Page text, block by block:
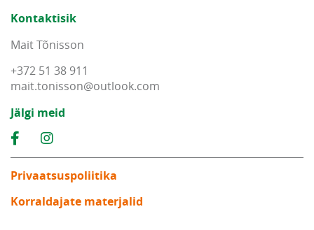
Kontaktisik
Mait Tõnisson
+372 51 38 911
mait.tonisson@outlook.com
Jälgi meid
Privaatsuspoliitika
Korraldajate materjalid